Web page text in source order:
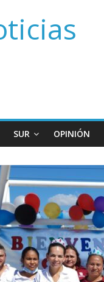
SUR OPINIÓN